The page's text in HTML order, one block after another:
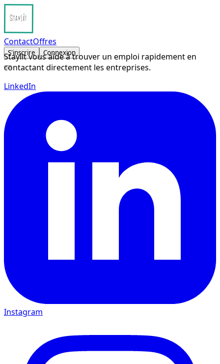
ContactOffres
S'inscrire Connexion
Staylit vous aide à trouver un emploi rapidement en
contactant directement les entreprises.
LinkedIn
Instagram